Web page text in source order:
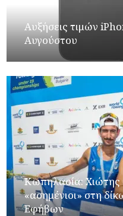
Αυξήσεις τιμών
Αυγούστου
Κωπηλασία: Χιώτης
«ασημένιοι» στη
Εφήβων